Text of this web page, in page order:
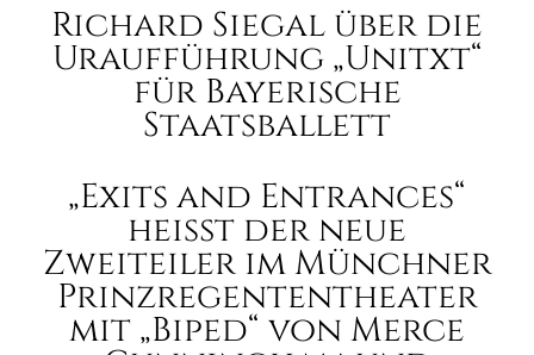
Richard Siegal über die
Uraufführung „Unitxt“
für Bayerische
Staatsballett
„Exits and Entrances“
heißt der neue
Zweiteiler im Münchner
Prinzregententheater
mit „Biped“ von Merce